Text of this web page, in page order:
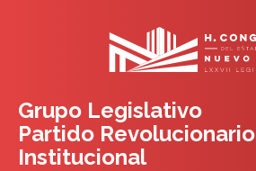
Grupo Legislativo
Partido Revolucionario
Institucional